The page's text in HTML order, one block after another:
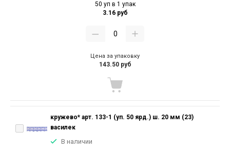
50 уп в 1 упак
3.16 руб
Цена за упаковку
143.50 руб
кружево* арт. 133-1 (уп. 50 ярд.) ш. 20 мм (23)
василек
В наличии